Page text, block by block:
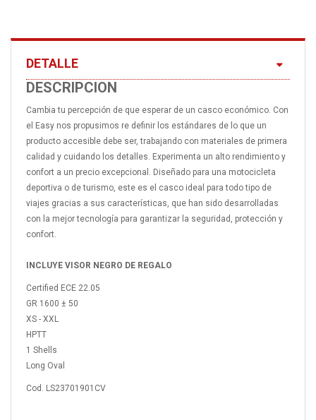
DETALLE
DESCRIPCION
Cambia tu percepción de que esperar de un casco económico. Con
el Easy nos propusimos re definir los estándares de lo que un
producto accesible debe ser, trabajando con materiales de primera
calidad y cuidando los detalles. Experimenta un alto rendimiento y
confort a un precio excepcional. Diseñado para una motocicleta
deportiva o de turismo, este es el casco ideal para todo tipo de
viajes gracias a sus características, que han sido desarrolladas
con la mejor tecnología para garantizar la seguridad, protección y
confort.
INCLUYE VISOR NEGRO DE REGALO
Certified ECE 22.05
GR 1600 ± 50
XS - XXL
HPTT
1 Shells
Long Oval
Cod. LS23701901CV